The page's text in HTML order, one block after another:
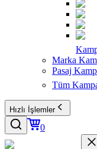
Marka
Pasaj
Tüm
Hızlı İşlemler
0